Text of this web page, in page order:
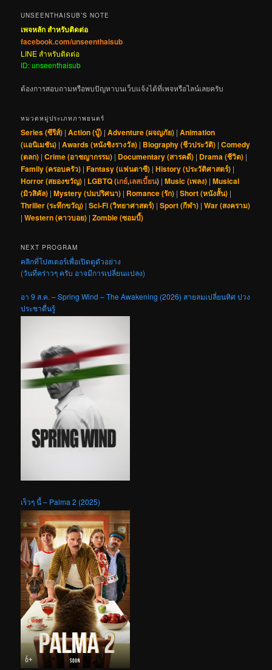
UNSEENTHAISUB’S NOTE
เพจหลัก สำหรับติดต่อ
facebook.com/unseenthaisub
LINE สำหรับติดต่อ
ID: unseenthaisub
ต้องการสอบถามหรือพบปัญหาบนเว็บแจ้งได้ที่เพจหรือไลน์เลยครับ
หมวดหมู่ประเภทภาพยนตร์
Series (ซีรีส์) |Action (บู๊) |Adventure (ผจญภัย) |Animation
(แอนิเมชัน) |Awards (หนังชิงรางวัล) | Biography (ชีวประวัติ) |Comedy
(ตลก) |Crime (อาชญากรรม) | Documentary (สารคดี) | Drama (ชีวิต) |
Family (ครอบครัว) |Fantasy (แฟนตาซี) |History (ประวัติศาสตร์) |
Horror (สยองขวัญ) | LGBTQ (เกย์,เลสเบี้ยน) |Music (เพลง) |Musical
(มิวสิคัล) |Mystery (ปมปริศนา) | Romance (รัก) |Short (หนังสั้น) |
Thriller (ระทึกขวัญ) |Sci-Fi (วิทยาศาสตร์) |Sport (กีฬา) |War (สงคราม)
|Western (คาวบอย) |Zombie (ซอมบี้)
NEXT PROGRAM
คลิกที่โปสเตอร์เพื่อเปิดดูตัวอย่าง
(วันที่คร่าวๆ ครับ อาจมีการเปลี่ยนแปลง)
อา 9 ส.ค. – Spring Wind – The Awakening (2026) สายลมเปลี่ยนทิศ ปวง
ประชาตื่นรู้
เร็วๆ นี้ – Palma 2 (2025)